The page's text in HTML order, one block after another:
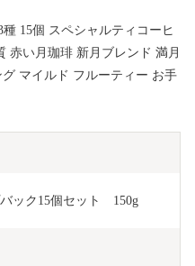
15個 スペシャルティコーヒ
赤い月珈琲 新月ブレンド 満月
マイルド フルーティー お手
ック15個セット　150g